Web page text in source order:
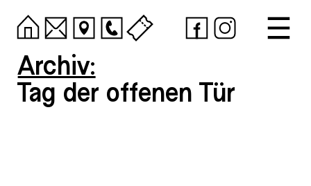
Archiv:
Tag der offenen Tür